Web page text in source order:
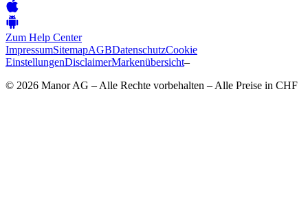
Zum Help Center
ImpressumSitemapAGBDatenschutzCookie
EinstellungenDisclaimerMarkenübersicht–
© 2026 Manor AG – Alle Rechte vorbehalten – Alle Preise in CHF